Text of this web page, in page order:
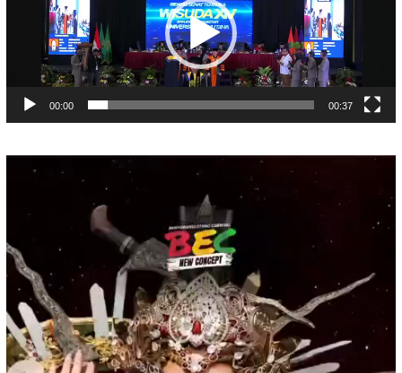
00:00 00:37